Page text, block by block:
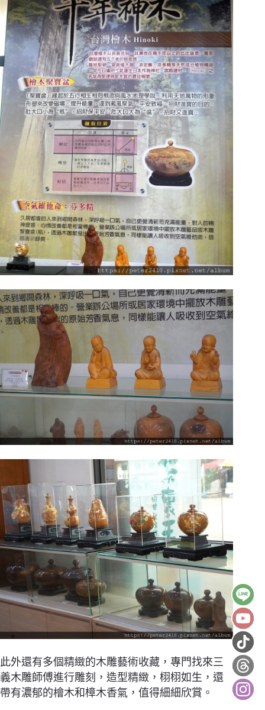
此外還有多個精緻的木雕藝術收藏，專門找來三
義木雕師傅進行雕刻，造型精緻，栩栩如生，還
帶有濃郁的檜木和樟木香氣，值得細細欣賞。